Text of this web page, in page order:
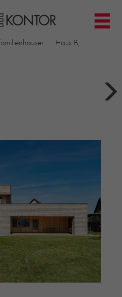
(SCHWEIZ)
Haus B,